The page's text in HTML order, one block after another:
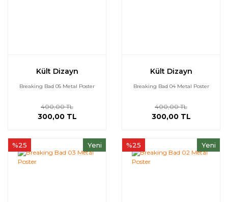
Kült Dizayn
Breaking Bad 05 Metal Poster
400,00 TL
300,00 TL
Kült Dizayn
Breaking Bad 04 Metal Poster
400,00 TL
300,00 TL
Yeni
%25 Yeni
%25